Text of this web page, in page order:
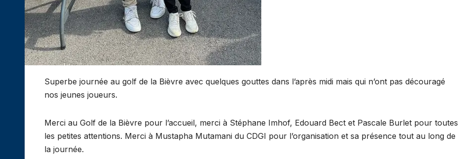
Superbe journée au golf de la Bièvre avec quelques gouttes dans l’après midi mais qui n’ont pas découragé
nos jeunes joueurs.
Merci au Golf de la Bièvre pour l’accueil, merci à Stéphane Imhof, Edouard Bect et Pascale Burlet pour toutes
les petites attentions. Merci à Mustapha Mutamani du CDGI pour l’organisation et sa présence tout au long de
la journée.